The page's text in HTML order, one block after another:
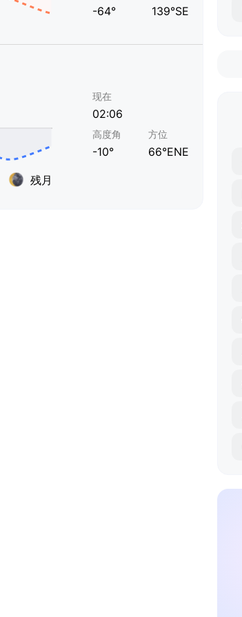
-64° 139°SE
残月
现在
02:06
高度角
-10°
方位
66°ENE